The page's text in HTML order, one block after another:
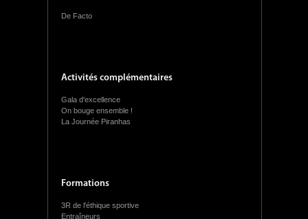
De Facto
Activités complémentaires
Gala d'excellence
On bouge ensemble !
La Journée Piranhas
Formations
3R de l'éthique sportive
Entraîneurs